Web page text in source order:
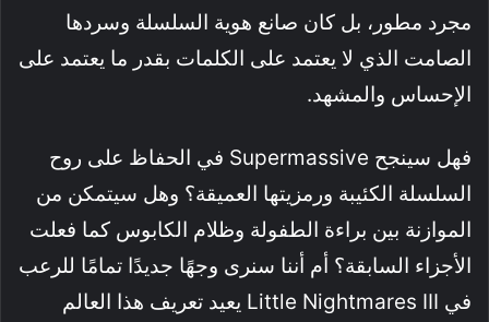
مجرد مطور، بل كان صانع هوية السلسلة وسردها
الصامت الذي لا يعتمد على الكلمات بقدر ما يعتمد على
الإحساس والمشهد.
فهل سينجح Supermassive في الحفاظ على روح
السلسلة الكئيبة ورمزيتها العميقة؟ وهل سيتمكن من
الموازنة بين براءة الطفولة وظلام الكابوس كما فعلت
الأجزاء السابقة؟ أم أننا سنرى وجهًا جديدًا تمامًا للرعب
في Little Nightmares III يعيد تعريف هذا العالم